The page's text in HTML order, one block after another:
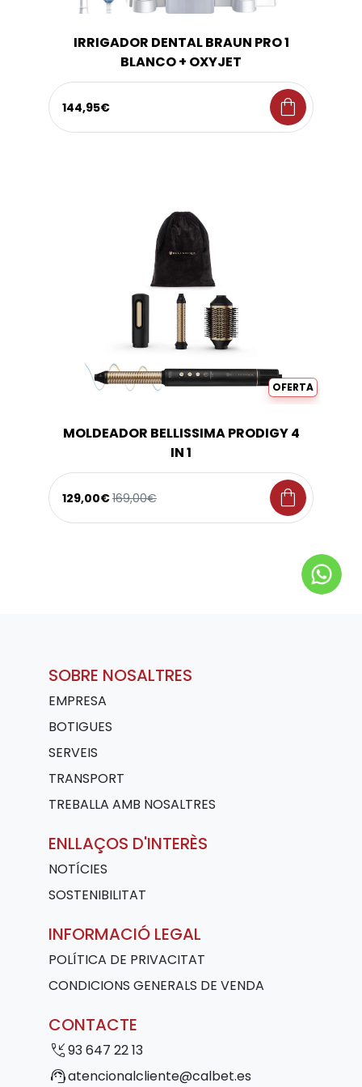
IRRIGADOR DENTAL BRAUN PRO 1
BLANCO + OXYJET
144,95€ shopping_bag
OFERTA
MOLDEADOR BELLISSIMA PRODIGY 4
IN 1
129,00€169,00€ shopping_bag
SOBRE NOSALTRES
EMPRESA
BOTIGUES
SERVEIS
TRANSPORT
TREBALLA AMB NOSALTRES
ENLLAÇOS D'INTERÈS
NOTÍCIES
SOSTENIBILITAT
INFORMACIÓ LEGAL
POLÍTICA DE PRIVACITAT
CONDICIONS GENERALS DE VENDA
CONTACTE
phone_callback93 647 22 13
support_agentatencionalcliente@calbet.es